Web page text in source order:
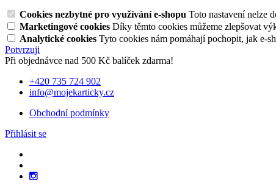
Cookies nezbytné pro využívání e-shopu Toto nastavení nelze
Marketingové cookies Díky těmto cookies můžeme zlepšovat
Analytické cookies Tyto cookies nám pomáhají pochopit, jak e-
Potvrzuji
Při objednávce nad 500 Kč balíček zdarma!
+420 735 724 902
info@mojekarticky.cz
Obchodní podmínky
Přihlásit se